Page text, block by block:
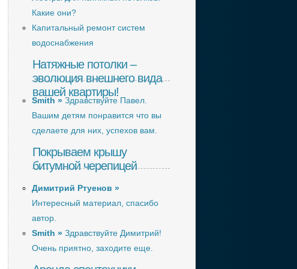
Какие они?
Капитальный ремонт систем
водоснабжения
Натяжные потолки –
эволюция внешнего вида
вашей квартиры!
Smith » Здравствуйте Павел.
Вашим детям понравится что вы
сделаете для них, успехов вам.
Покрываем крышу
битумной черепицей
Димитрий Ртуенов »
Интересный материал, спасибо
автор.
Smith » Здравствуйте Димитрий!
Очень приятно, заходите еще.